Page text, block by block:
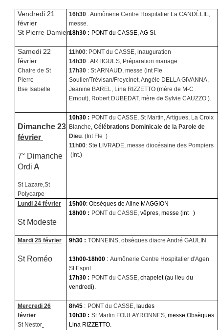
Vendredi 21
février
St Pierre Damien
16h30 : Aumônerie Centre Hospitalier La CAND ÈLIE,
messe.
18h30 : PONT du CASSE, AG SI .
Samedi 22
février
Chaire de St
Pierre
Bse Isabelle
11h00: PONT du CASSE, inauguration
14h30: ARTIGUES, Préparation mariage
17h30 : St ARNAUD, messe (int Fle
Soulier/Trévisan/Freycinet, Angèle DELLA GIVANNA,
Jeanine BAREL, Lina RIZZETTO (mère de M-C
Ernout), Robert DUBEDAT, mère de Sylvie CAUZZO ).
Dimanche 23
février
7° Dimanche
Ordi A
St Lazare,St
Polycarpe
10h30 : PONT du CASSE, St Martin, Artigues, La Croix
Blanche, Célébrations Dominicale de la Parole de
Dieu. (Int Fle )
11h00: Ste LIVRADE, messe diocésaine des Pompiers
(Int.)
Lundi 24 février
St Modeste
15h00: Obsèques de Aline MAGGION
18h00 : PONT du CASSE, vêpres, messe (int )
Mardi 25 février
St Roméo
9h30 : TONNEINS, obsèques diacre André GAULIN.
13h00-18h00 : Aumônerie Centre Hospitalier d'Agen
St Esprit
17h30 : PONT du CASSE, chapelet (au lieu du
vendredi).
Mercredi 26
février
St Nestor
8h45 : PONT du CASSE, laudes
10h30 : St Martin FOULAYRONNES, messe Obsèques
Lina RIZZETTO.